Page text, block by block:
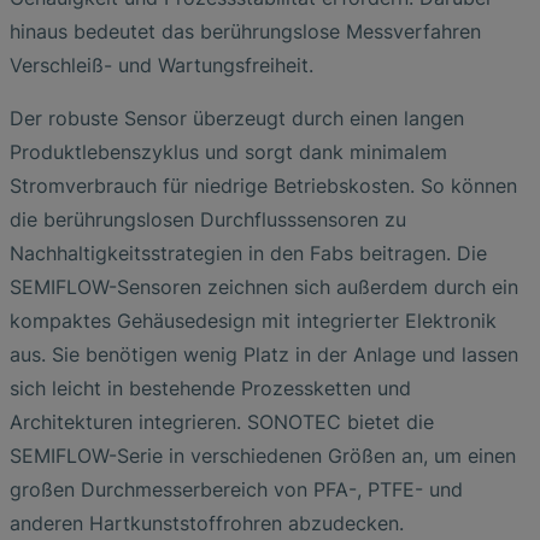
hinaus bedeutet das berührungslose Messverfahren
Verschleiß- und Wartungsfreiheit.
Der robuste Sensor überzeugt durch einen langen
Produktlebenszyklus und sorgt dank minimalem
Stromverbrauch für niedrige Betriebskosten. So können
die berührungslosen Durchflusssensoren zu
Nachhaltigkeitsstrategien in den Fabs beitragen. Die
SEMIFLOW-Sensoren zeichnen sich außerdem durch ein
kompaktes Gehäusedesign mit integrierter Elektronik
aus. Sie benötigen wenig Platz in der Anlage und lassen
sich leicht in bestehende Prozessketten und
Architekturen integrieren. SONOTEC bietet die
SEMIFLOW-Serie in verschiedenen Größen an, um einen
großen Durchmesserbereich von PFA-, PTFE- und
anderen Hartkunststoffrohren abzudecken.